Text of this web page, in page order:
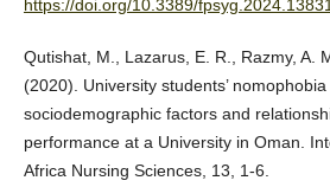
https://doi.org/10.3389/
Qutishat, M., Lazarus, E. R., Razmy, A.
(2020). University students’ nomophobia
sociodemographic factors and
performance at a University in Oman.
Africa Nursing Sciences, 13, 1-6.